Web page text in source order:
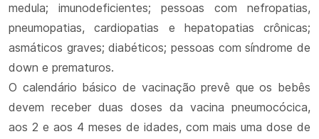
medula; imunodeficientes; pessoas com nefropatias,
pneumopatias, cardiopatias e hepatopatias crônicas;
asmáticos graves; diabéticos; pessoas com síndrome de
down e prematuros.
O calendário básico de vacinação prevê que os bebês
devem receber duas doses da vacina pneumocócica,
aos 2 e aos 4 meses de idades, com mais uma dose de